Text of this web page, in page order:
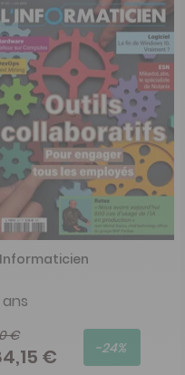
ans
€
€ -24%